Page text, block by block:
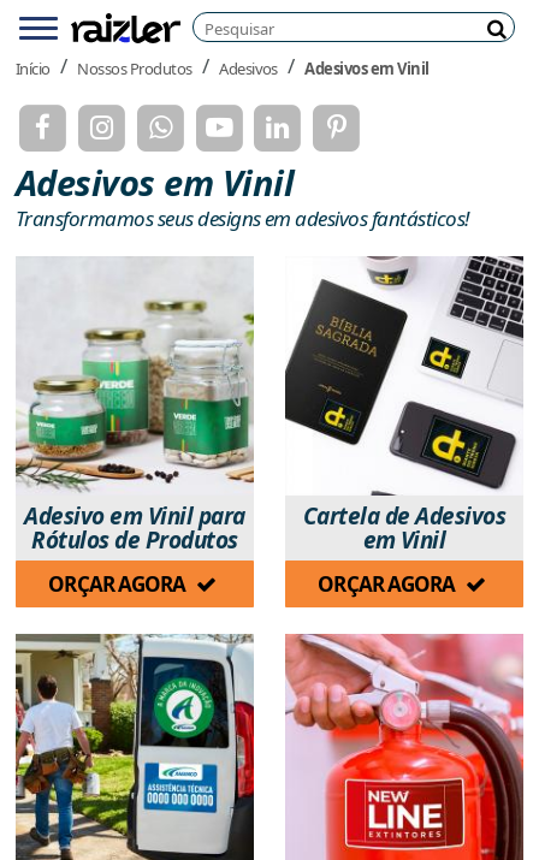
Menu Pesquisar
Início Nossos Produtos Adesivos Adesivos em Vinil
Adesivos em Vinil
Transformamos seus designs em adesivos fantásticos!
Adesivo em Vinil para
Rótulos de Produtos
ORÇAR AGORA
Cartela de Adesivos
em Vinil
ORÇAR AGORA